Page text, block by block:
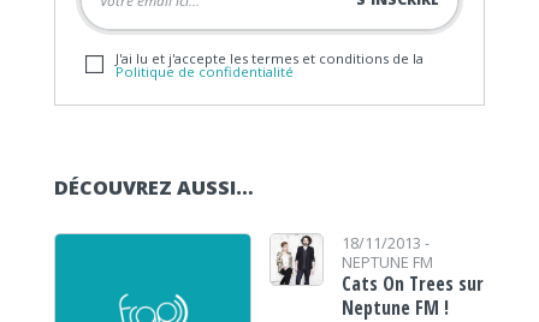
J'ai lu et j'accepte les termes et conditions de la
Politique de confidentialité
DÉCOUVREZ AUSSI…
18/11/2013 -
NEPTUNE FM
Cats On Trees sur
Neptune FM !